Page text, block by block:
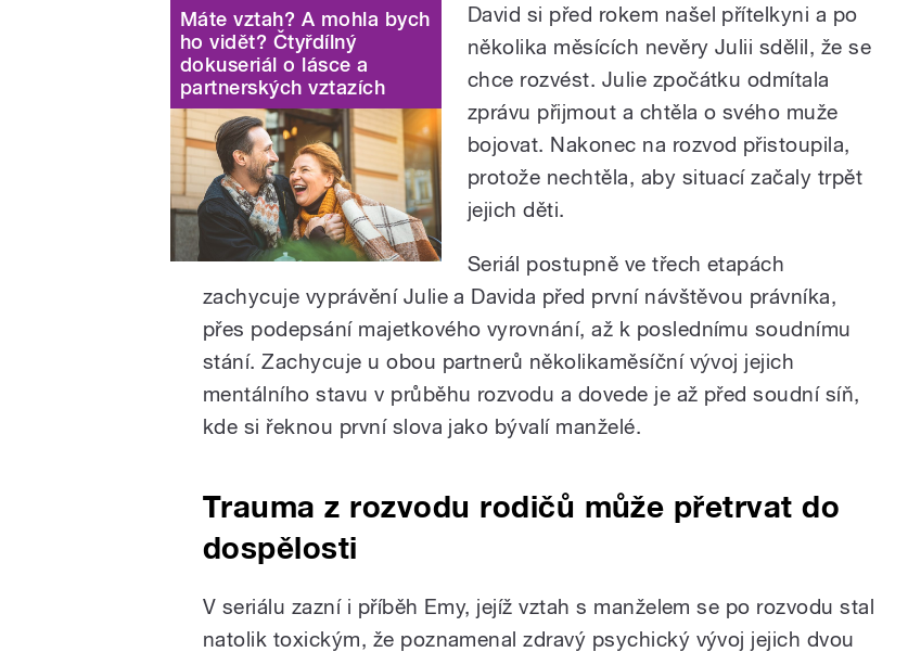
Máte vztah? A mohla bych
ho vidět? Čtyřdílný
dokuseriál o lásce a
partnerských vztazích
David si před rokem našel přítelkyni a po
několika měsících nevěry Julii sdělil, že se
chce rozvést. Julie zpočátku odmítala
zprávu přijmout a chtěla o svého muže
bojovat. Nakonec na rozvod přistoupila,
protože nechtěla, aby situací začaly trpět
jejich děti.
Seriál postupně ve třech etapách
zachycuje vyprávění Julie a Davida před první návštěvou právníka,
přes podepsání majetkového vyrovnání, až k poslednímu soudnímu
stání. Zachycuje u obou partnerů několikaměsíční vývoj jejich
mentálního stavu v průběhu rozvodu a dovede je až před soudní síň,
kde si řeknou první slova jako bývalí manželé.
Trauma z rozvodu rodičů může přetrvat do
dospělosti
V seriálu zazní i příběh Emy, jejíž vztah s manželem se po rozvodu stal
natolik toxickým, že poznamenal zdravý psychický vývoj jejich dvou